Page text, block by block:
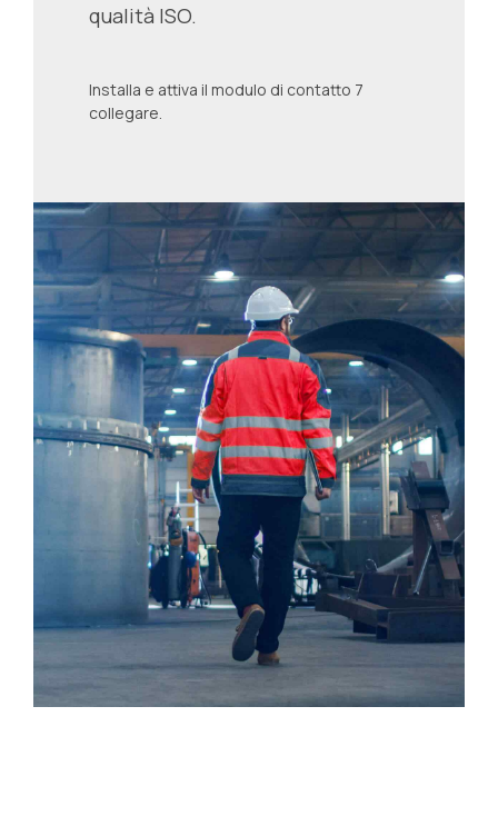
qualità ISO.
Installa e attiva il modulo di contatto 7
collegare.